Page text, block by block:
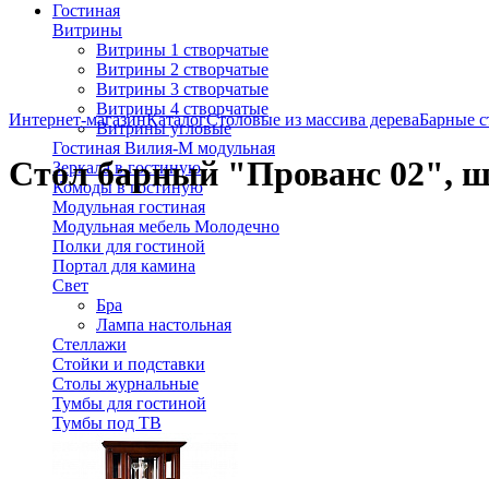
Гостиная
Витрины
Витрины 1 створчатые
Витрины 2 створчатые
Витрины 3 створчатые
Витрины 4 створчатые
Витрины угловые
Гостиная Вилия-М модульная
Зеркала в гостиную
Комоды в гостиную
Модульная гостиная
Модульная мебель Молодечно
Полки для гостиной
Портал для камина
Свет
Бра
Лампа настольная
Стеллажи
Стойки и подставки
Столы журнальные
Тумбы для гостиной
Тумбы под ТВ
Интернет-магазинКаталогСтоловые из массива дереваБарные
Стол барный "Прованс 02",